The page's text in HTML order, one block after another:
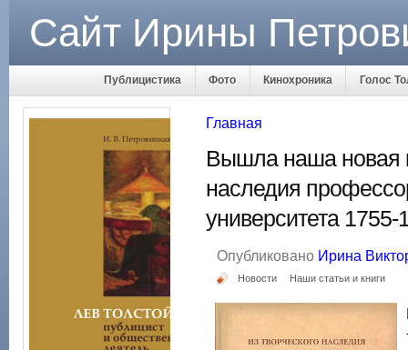
Сайт Ирины
Публицистика Фото Кинохроника Голос
Главная
Вышла наша новая
наследия
университета 1755-
Опубликовано Ирина
Новости Наши статьи и книги